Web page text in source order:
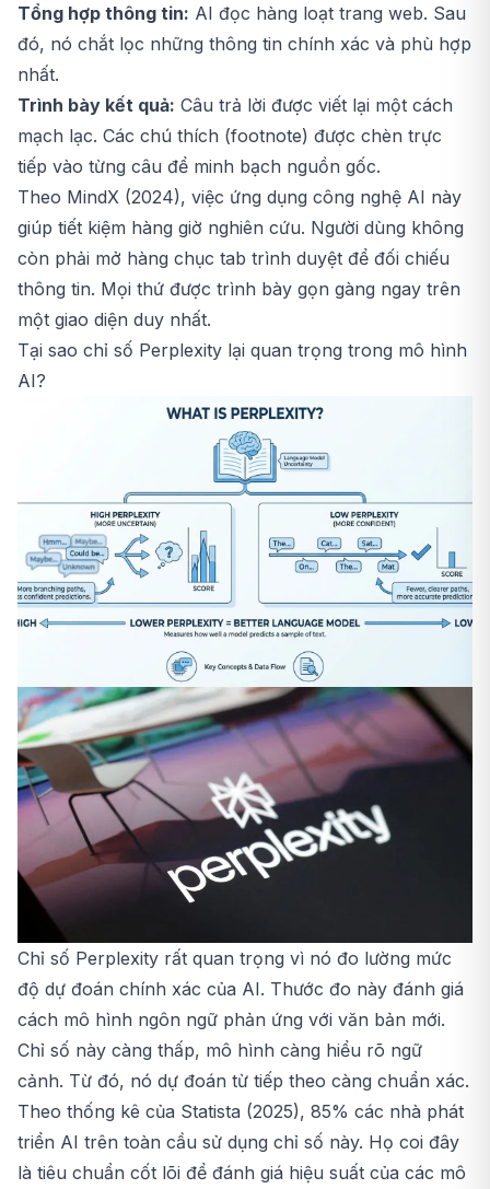
Tổng hợp thông tin: AI đọc hàng loạt trang web. Sau
đó, nó chắt lọc những thông tin chính xác và phù hợp
nhất.
Trình bày kết quả: Câu trả lời được viết lại một cách
mạch lạc. Các chú thích (footnote) được chèn trực
tiếp vào từng câu để minh bạch nguồn gốc.
Theo MindX (2024), việc ứng dụng công nghệ AI này
giúp tiết kiệm hàng giờ nghiên cứu. Người dùng không
còn phải mở hàng chục tab trình duyệt để đối chiếu
thông tin. Mọi thứ được trình bày gọn gàng ngay trên
một giao diện duy nhất.
Tại sao chỉ số Perplexity lại quan trọng trong mô hình
AI?
Chỉ số Perplexity rất quan trọng vì nó đo lường mức
độ dự đoán chính xác của AI. Thước đo này đánh giá
cách mô hình ngôn ngữ phản ứng với văn bản mới.
Chỉ số này càng thấp, mô hình càng hiểu rõ ngữ
cảnh. Từ đó, nó dự đoán từ tiếp theo càng chuẩn xác.
Theo thống kê của Statista (2025), 85% các nhà phát
triển AI trên toàn cầu sử dụng chỉ số này. Họ coi đây
là tiêu chuẩn cốt lõi để đánh giá hiệu suất của các mô